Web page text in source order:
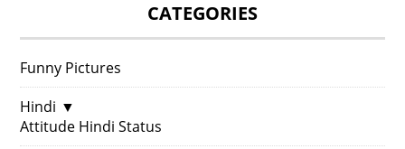
CATEGORIES
Funny Pictures
Hindi ▼
Attitude Hindi Status